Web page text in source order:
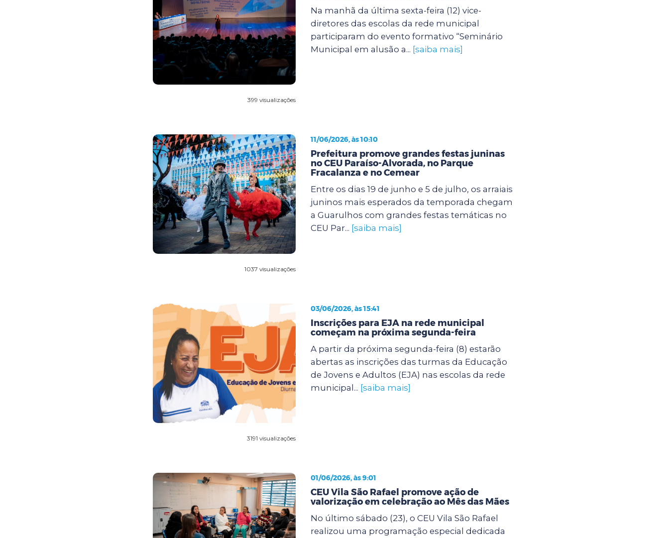
399 visualizações
Na manhã da última sexta-feira (12) vice-
diretores das escolas da rede municipal
participaram do evento formativo “Seminário
Municipal em alusão a... [saiba mais]
1037 visualizações
11/06/2026, às 10:10
Prefeitura promove grandes festas juninas
no CEU Paraíso-Alvorada, no Parque
Fracalanza e no Cemear
Entre os dias 19 de junho e 5 de julho, os arraiais
juninos mais esperados da temporada chegam
a Guarulhos com grandes festas temáticas no
CEU Par... [saiba mais]
3191 visualizações
03/06/2026, às 15:41
Inscrições para EJA na rede municipal
começam na próxima segunda-feira
A partir da próxima segunda-feira (8) estarão
abertas as inscrições das turmas da Educação
de Jovens e Adultos (EJA) nas escolas da rede
municipal... [saiba mais]
01/06/2026, às 9:01
CEU Vila São Rafael promove ação de
valorização em celebração ao Mês das Mães
No último sábado (23), o CEU Vila São Rafael
realizou uma programação especial dedicada